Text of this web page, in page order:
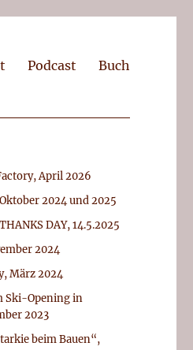
Podcast Buch
April 2026
2024 und 2025
DAY, 14.5.2025
2024
März 2024
Ski-Opening in
2023
beim Bauen“,